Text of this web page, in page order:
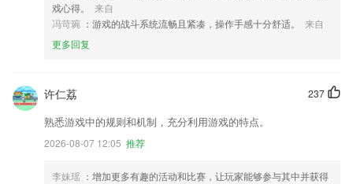
戏心得。
来自
冯苛琬 ：游戏的战斗系统流畅且紧凑，操作手感十分舒适。
来自
更多回复
237
许仁荔
熟悉游戏中的规则和机制，充分利用游戏的特点。
2026-08-07 12:05 推荐
李妹瑶 ：增加更多有趣的活动和比赛，让玩家能够参与其中并获得